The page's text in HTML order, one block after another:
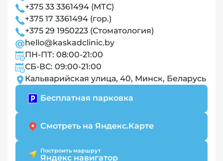
+375 33 3361494 (МТС)
+375 17 3361494 (гор.)
+375 29 1950223 (Стоматология)
hello@kaskadclinic.by
ПН-ПТ: 08:00-21:00
СБ-ВС: 09:00-21:00
Кальварийская улица, 40, Минск, Беларусь
Бесплатная парковка
Смотреть на Яндекс.Карте
Построить маршрут
Яндекс навигатор